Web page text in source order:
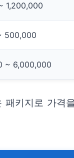
1,200,000
500,000
~ 6,000,000
키지로 가격